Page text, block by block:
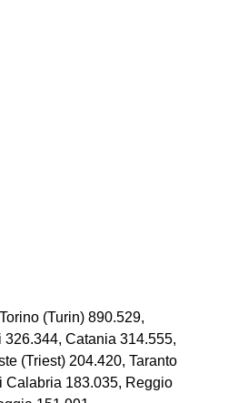
(Turin) 890.529,
Catania 314.555,
(Triest) 204.420, Taranto
Calabria 183.035, Reggio